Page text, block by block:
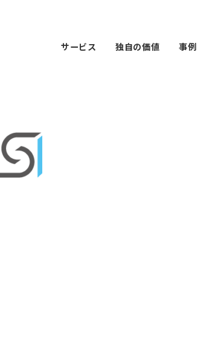
サービス 独自の価値 事例